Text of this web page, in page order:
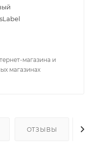
магазина и
магазинах
ОТЗЫВЫ